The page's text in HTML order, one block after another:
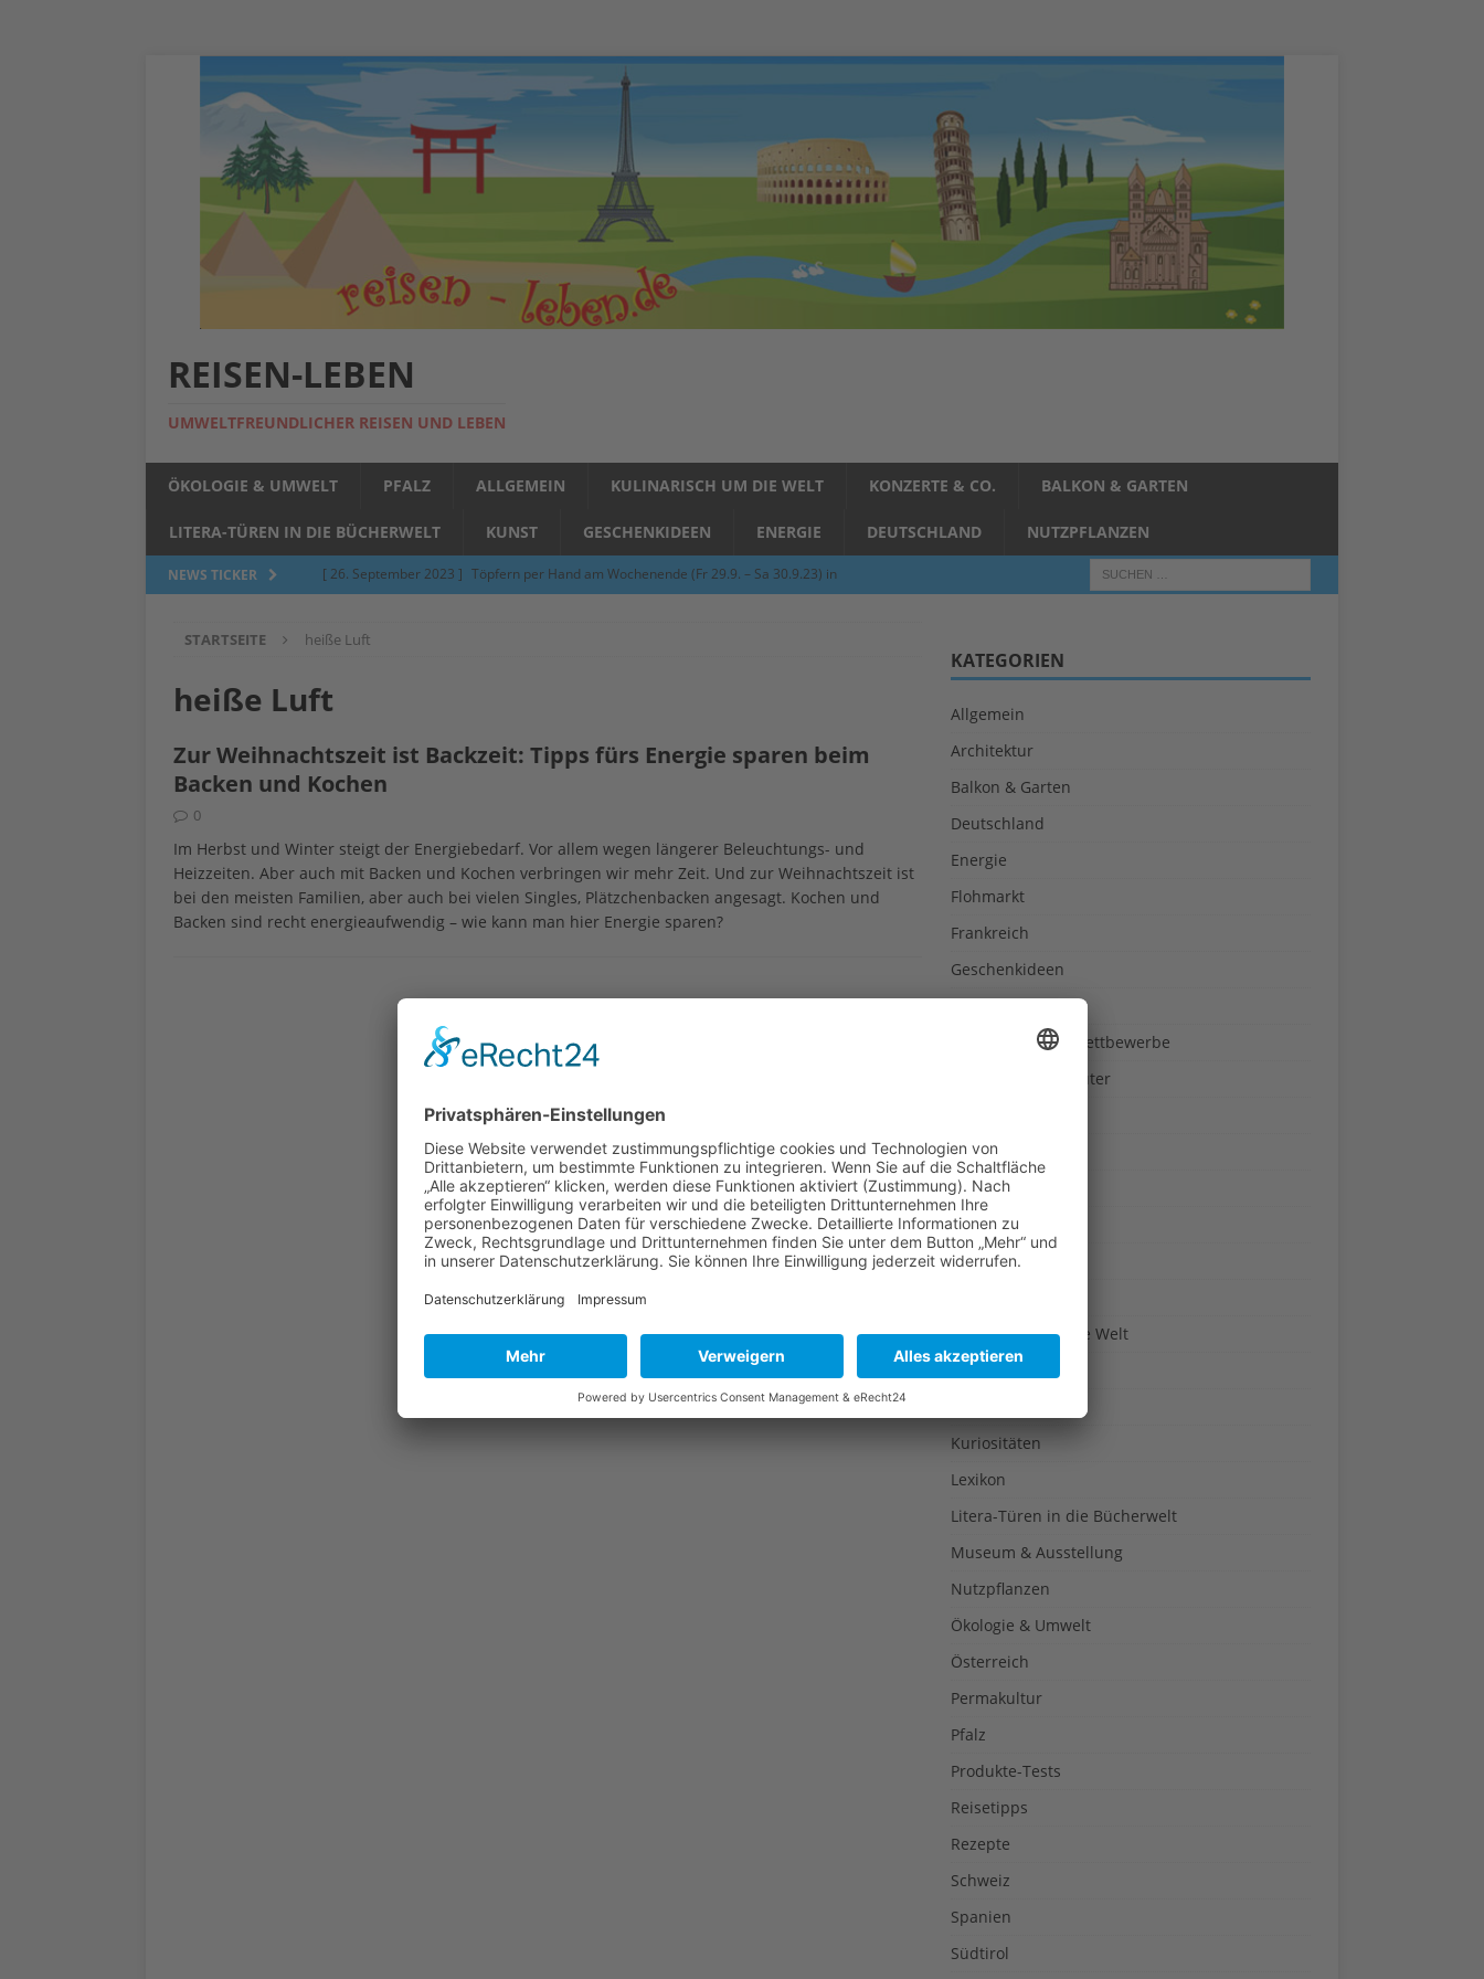
REISEN-LEBEN
UMWELTFREUNDLICHER REISEN UND LEBEN
ÖKOLOGIE & UMWELT PFALZ ALLGEMEIN KULINARISCH UM DIE WELT KONZERTE & CO. BALKON & GARTEN
LITERA-TÜREN IN DIE BÜCHERWELT KUNST GESCHENKIDEEN ENERGIE DEUTSCHLAND NUTZPFLANZEN
NEWS TICKER [ 26. September 2023 ] Töpfern per Hand am Wochenende (Fr 29.9. – Sa 30.9.23) in
[ 5. Juni 2023 ]
[ 24. März 2023 ] Töpfern per Hand am Abend in Limburgerhof
ALLGEMEIN
Jucken auf acht Beinen…
GESUNDHEIT
STARTSEITE heiße Luft
heiße Luft
Zur Weihnachtszeit ist Backzeit: Tipps fürs Energie sparen beim
Backen und Kochen
0
Im Herbst und Winter steigt der Energie­­bedarf. Vor allem wegen längerer Beleuchtungs- und
Heizzeiten. Aber auch mit Backen und Kochen verbringen wir mehr Zeit. Und zur Weihnachtszeit ist
bei den meisten Familien, aber auch bei vielen Singles, Plätzchenbacken angesagt. Kochen und
Backen sind recht energieaufwendig – wie kann man hier Energie sparen?
KATEGORIEN
Allgemein
Architektur
Balkon & Garten
Deutschland
Energie
Flohmarkt
Frankreich
Geschenkideen
Gewinnspiele & Wettbewerbe
Gewürze und Kräuter
Hochwasser
Ideen-Reich
Italien
Japan
Kulinarisch um die Welt
Kultur
Kuriositäten
Lexikon
Litera-Türen in die Bücherwelt
Museum & Ausstellung
Nutzpflanzen
Ökologie & Umwelt
Österreich
Permakultur
Pfalz
Produkte-Tests
Reisetipps
Rezepte
Schweiz
Spanien
Südtirol